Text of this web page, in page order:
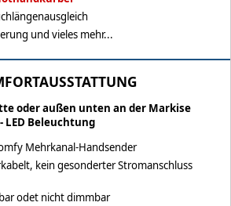
und vieles mehr...
oder außen unten an der Markise
Beleuchtung
Mehrkanal-Handsender
kein gesonderter Stromanschluss
odet nicht dimmbar